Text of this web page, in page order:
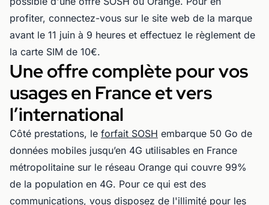
profiter, connectez-vous sur le site web de la marque
avant le 11 juin à 9 heures et effectuez le règlement de
la carte SIM de 10€.
Une offre complète pour vos
usages en France et vers
l’international
Côté prestations, le forfait SOSH embarque 50 Go de
données mobiles jusqu’en 4G utilisables en France
métropolitaine sur le réseau Orange qui couvre 99%
de la population en 4G. Pour ce qui est des
communications, vous disposez de l'illimité pour les